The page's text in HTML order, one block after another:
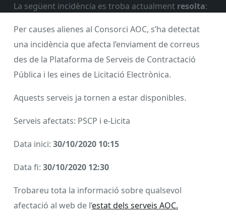
La següent incidència es troba actualment resolta:
Per causes alienes al Consorci AOC, s’ha detectat
una incidència que afecta l’enviament de correus
des de la Plataforma de Serveis de Contractació
Pública i les eines de Licitació Electrònica.
Aquests serveis ja tornen a estar disponibles.
Serveis afectats: PSCP i e-Licita
Data inici: 30/10/2020 10:15
Data fi: 30/10/2020 12:30
Trobareu tota la informació sobre qualsevol
afectació al web de l’estat dels serveis AOC.